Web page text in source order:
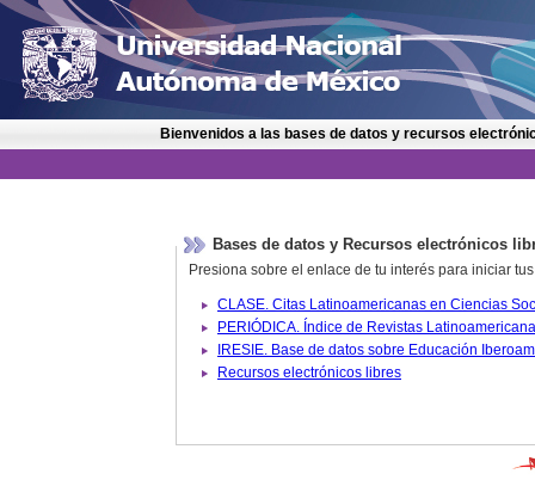
Bienvenidos a las bases de datos y recursos
Bases de datos y Recursos electrónicos
Presiona sobre el enlace de tu interés para iniciar
IRESIE. Base de datos
Recursos electrónicos libres